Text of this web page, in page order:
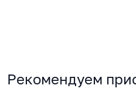
Рекомендуем